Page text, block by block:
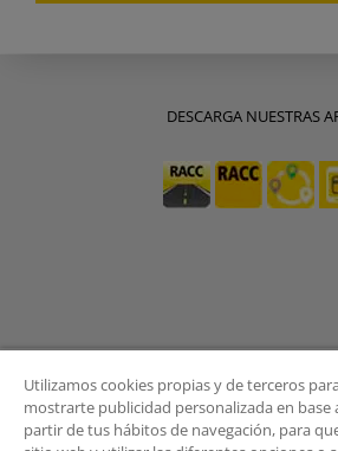
DESCARGA NUESTRAS
Utilizamos cookies propias y de terceros
mostrarte publicidad personalizada en
partir de tus hábitos de navegación, para